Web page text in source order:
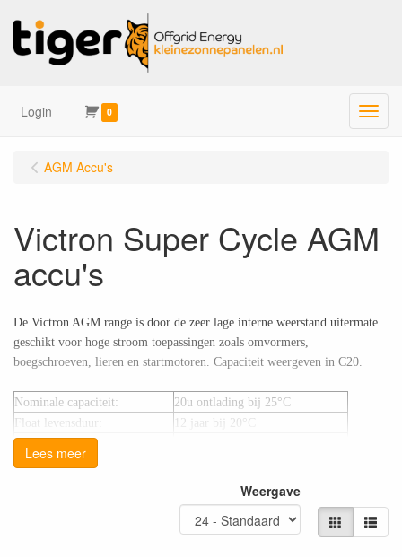
Login 0 Menu
AGM Accu's
Victron Super Cycle AGM
accu's
De Victron AGM range is door de zeer lage interne weerstand uitermate
geschikt voor hoge stroom toepassingen zoals omvormers,
boegschroeven, lieren en startmotoren. Capaciteit weergeven in C20.
Nominale capaciteit:
20u ontlading bij 25°C
Float levensduur:
12 jaar bij 20°C
Cyclus levensduur:
1000 cycli bij 40% ontlading
Cycle bedrijf
Lees meer
Weergave